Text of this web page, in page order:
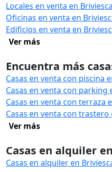
Locales en venta en Briviesca
Oficinas en venta en
Edificios en venta en
Ver más
Encuentra más
Casas en venta con piscina
Casas en venta con parking
Casas en venta con terraza
Casas en venta con trastero
Ver más
Casas en alquiler
Casas en alquiler en